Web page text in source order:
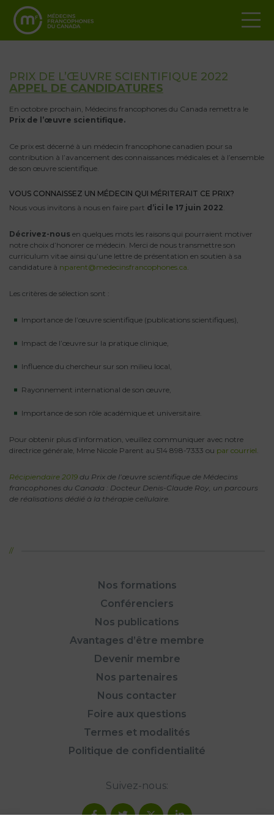
PRIX DE L’ŒUVRE SCIENTIFIQUE 2022
APPEL DE CANDIDATURES
En octobre prochain, Médecins francophones du Canada remettra le
Prix de l’œuvre scientifique.
Ce prix est décerné à un médecin francophone canadien pour sa
contribution à l’avancement des connaissances médicales et à l’ensemble
de son œuvre scientifique.
VOUS CONNAISSEZ UN MÉDECIN QUI MÉRITERAIT CE PRIX?
Nous vous invitons à nous en faire part d’ici le 17 juin 2022.
Décrivez-nous en quelques mots les raisons qui pourraient motiver
notre choix d’honorer ce médecin. Merci de nous transmettre son
curriculum vitae ainsi qu’une lettre de présentation en soutien à sa
candidature à nparent@medecinsfrancophones.ca.
Les critères de sélection sont :
Importance de l’œuvre scientifique (publications scientifiques),
Impact de l’œuvre sur la pratique clinique,
Influence du chercheur sur son milieu local,
Rayonnement international de son œuvre,
Importance de son rôle académique et universitaire.
Pour obtenir plus d’information, veuillez communiquer avec notre
directrice générale, Mme Nicole Parent au 514 898-7333 ou par courriel.
Récipiendaire 2019 du Prix de l’œuvre scientifique de Médecins
francophones du Canada : Docteur Denis-Claude Roy, un parcours
de réalisations dédié à la thérapie cellulaire.
Nos formations
Conférenciers
Nos publications
Avantages d’être membre
Devenir membre
Nos partenaires
Nous contacter
Foire aux questions
Termes et modalités
Politique de confidentialité
Suivez-nous: